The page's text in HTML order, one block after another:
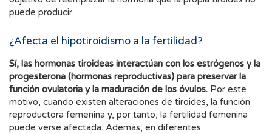
puede producir.
¿Afecta el hipotiroidismo a la fertilidad?
Sí, las hormonas tiroideas interactúan con los estrógenos y la
progesterona (hormonas reproductivas) para preservar la
función ovulatoria y la maduración de los óvulos. Por este
motivo, cuando existen alteraciones de tiroides, la función
reproductora femenina y, por tanto, la fertilidad femenina
puede verse afectada. Además, en diferentes